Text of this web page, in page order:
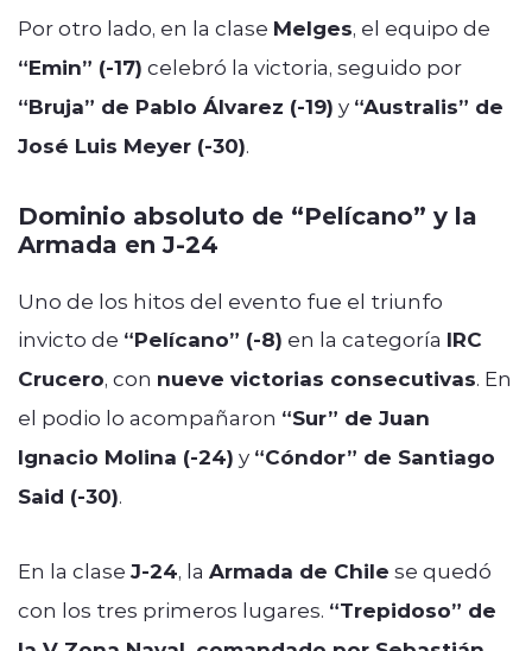
Por otro lado, en la clase Melges, el equipo de
“Emin” (-17) celebró la victoria, seguido por
“Bruja” de Pablo Álvarez (-19) y “Australis” de
José Luis Meyer (-30).
Dominio absoluto de “Pelícano” y la
Armada en J-24
Uno de los hitos del evento fue el triunfo
invicto de “Pelícano” (-8) en la categoría IRC
Crucero, con nueve victorias consecutivas. En
el podio lo acompañaron “Sur” de Juan
Ignacio Molina (-24) y “Cóndor” de Santiago
Said (-30).
En la clase J-24, la Armada de Chile se quedó
con los tres primeros lugares. “Trepidoso” de